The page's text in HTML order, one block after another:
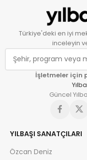
Türkiye'deki en iyi
inceleyin
İşletmeler için
Güncel
YILBAŞI SANATÇILARI
Özcan Deniz